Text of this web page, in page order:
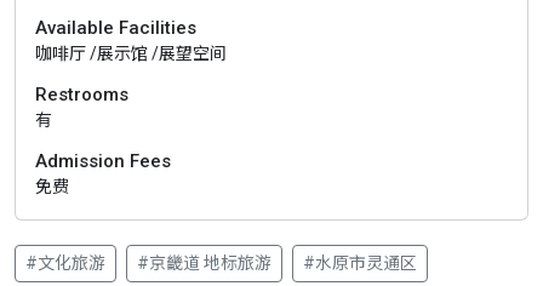
Available Facilities
咖啡厅 /展示馆 /展望空间
Restrooms
有
Admission Fees
免费
#文化旅游 #京畿道 地标旅游 #水原市灵通区